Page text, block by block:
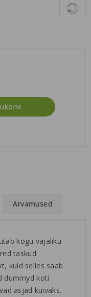
Arvamused
kogu vajaliku
taskud
kuid selles saab
dummyd koti
asjad kuivaks.